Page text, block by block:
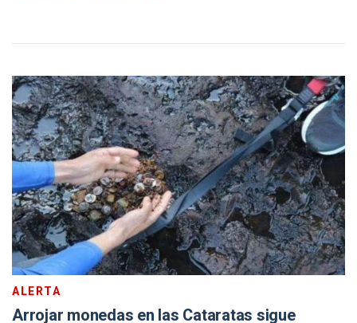
ALERTA
Arrojar monedas en las Cataratas sigue